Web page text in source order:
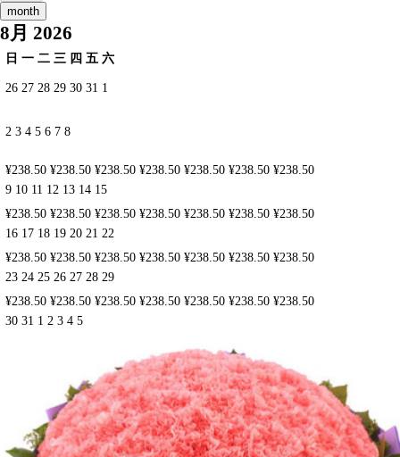
month
8月 2026
日 一 二 三 四 五 六
26 27 28 29 30 31 1
2 3 4 5 6 7 8
¥238.50 ¥238.50 ¥238.50 ¥238.50 ¥238.50 ¥238.50 ¥238.50
9 10 11 12 13 14 15
¥238.50 ¥238.50 ¥238.50 ¥238.50 ¥238.50 ¥238.50 ¥238.50
16 17 18 19 20 21 22
¥238.50 ¥238.50 ¥238.50 ¥238.50 ¥238.50 ¥238.50 ¥238.50
23 24 25 26 27 28 29
¥238.50 ¥238.50 ¥238.50 ¥238.50 ¥238.50 ¥238.50 ¥238.50
30 31 1 2 3 4 5